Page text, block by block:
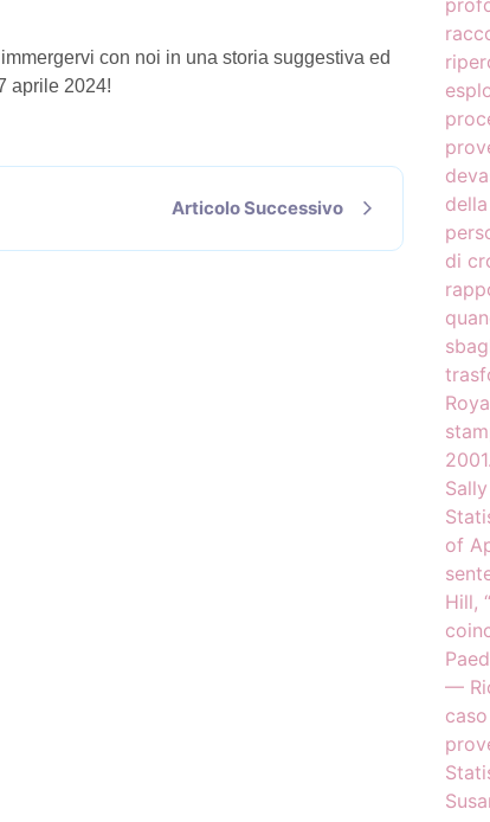
con noi in una storia suggestiva ed
aprile 2024!
Articolo Successivo